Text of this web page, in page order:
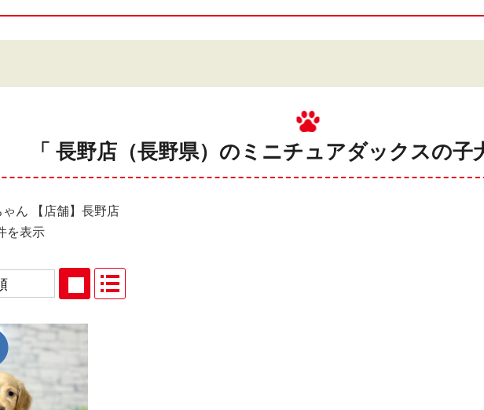
「 長野店（長野県）のミニチュアダックスの子
ゃん 【店舗】長野店
を表示